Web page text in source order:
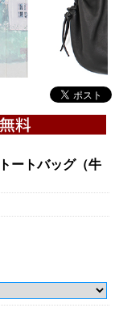
ートバッグ（牛